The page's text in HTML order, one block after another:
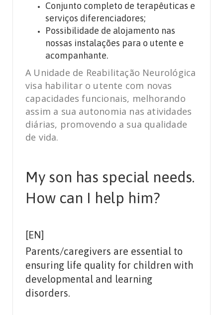
Conjunto completo de terapêuticas e
serviços diferenciadores;
Possibilidade de alojamento nas
nossas instalações para o utente e
acompanhante.
A Unidade de Reabilitação Neurológica
visa habilitar o utente com novas
capacidades funcionais, melhorando
assim a sua autonomia nas atividades
diárias, promovendo a sua qualidade
de vida.
My son has special needs.
How can I help him?
[EN]
Parents/caregivers are essential to
ensuring life quality for children with
developmental and learning
disorders.